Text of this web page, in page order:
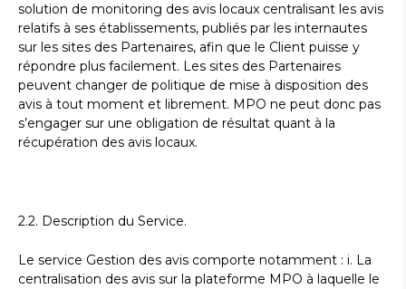
solution de monitoring des avis locaux centralisant les avis
relatifs à ses établissements, publiés par les internautes
sur les sites des Partenaires, afin que le Client puisse y
répondre plus facilement. Les sites des Partenaires
peuvent changer de politique de mise à disposition des
avis à tout moment et librement. MPO ne peut donc pas
s’engager sur une obligation de résultat quant à la
récupération des avis locaux.
2.2. Description du Service.
Le service Gestion des avis comporte notamment : i. La
centralisation des avis sur la plateforme MPO à laquelle le